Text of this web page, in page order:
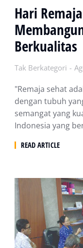
Hari
Berkualitas
Tak Berkategori
"Remaja sehat
dengan tubuh
semangat yang
Indonesia yang
READ ARTICLE